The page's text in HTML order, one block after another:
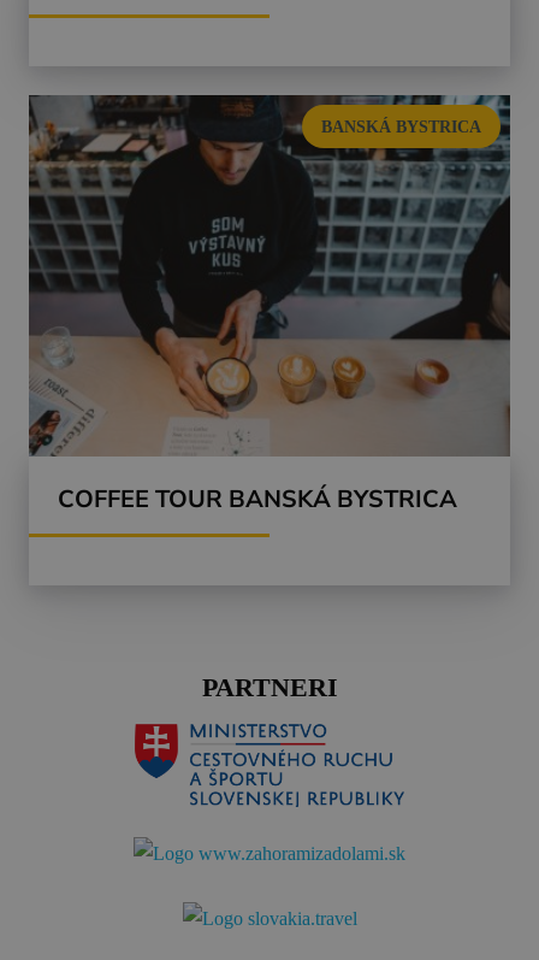
BANSKÁ BYSTRICA
COFFEE TOUR BANSKÁ BYSTRICA
PARTNERI